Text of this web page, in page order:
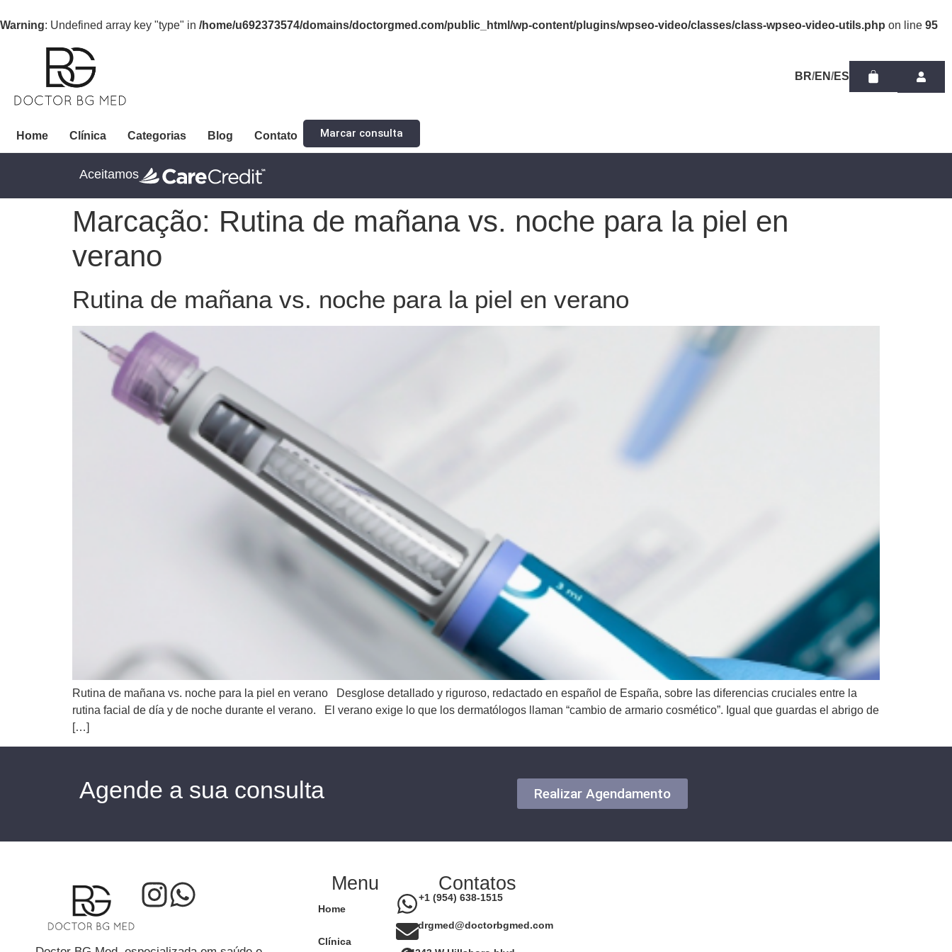
Warning: Undefined array key "type" in /home/u692373574/domains/doctorgmed.com/public_html/wp-content/plugins/wpseo-video/classes/class-wpseo-video-utils.php on line 95
/ /
Home Clínica Categorias Blog Contato Marcar consulta
Aceitamos
Marcação: Rutina de mañana vs. noche para la piel en
verano
Rutina de mañana vs. noche para la piel en verano
Rutina de mañana vs. noche para la piel en verano Desglose detallado y riguroso, redactado en español de España, sobre las diferencias cruciales entre la
rutina facial de día y de noche durante el verano. El verano exige lo que los dermatólogos llaman “cambio de armario cosmético”. Igual que guardas el abrigo de
[…]
Agende a sua consulta Realizar Agendamento
Menu
Home
Clínica
Contatos
+1 (954) 638-1515
drgmed@doctorbgmed.com